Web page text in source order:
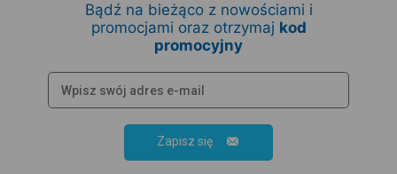
Bądź na bieżąco z nowościami i
promocjami oraz otrzymaj kod
promocyjny
Zapisz się